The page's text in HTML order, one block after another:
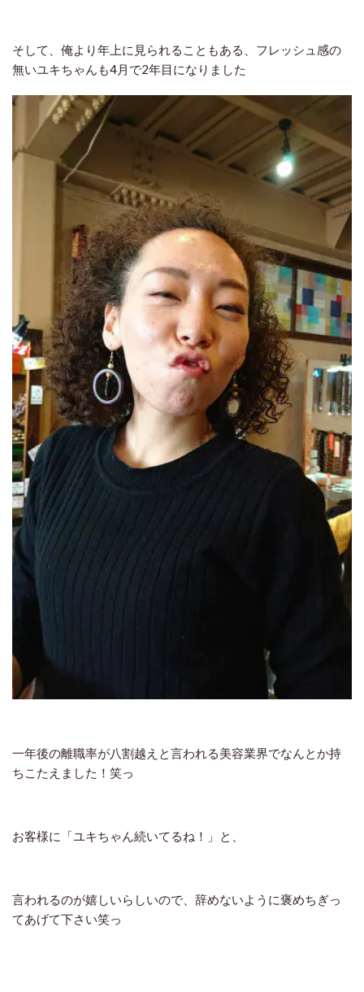
そして、俺より年上に見られることもある、フレッシュ感の
無いユキちゃんも4月で2年目になりました
一年後の離職率が八割越えと言われる美容業界でなんとか持
ちこたえました！笑っ
お客様に「ユキちゃん続いてるね！」と、
言われるのが嬉しいらしいので、辞めないように褒めちぎっ
てあげて下さい笑っ